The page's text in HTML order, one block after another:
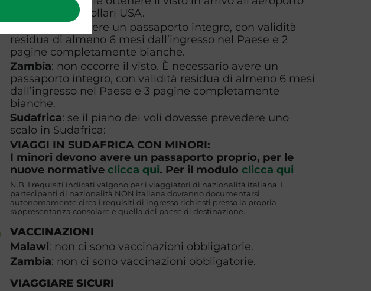
pagandolo in dollari USA.
È necessario avere un passaporto integro, con validità
residua di almeno 6 mesi dall’ingresso nel Paese e 2
pagine completamente bianche.
Zambia: non occorre il visto. È necessario avere un
passaporto integro, con validità residua di almeno 6 mesi
dall’ingresso nel Paese e 3 pagine completamente
bianche.
Sudafrica: se il piano dei voli dovesse prevedere uno
scalo in Sudafrica:
VIAGGI IN SUDAFRICA CON MINORI:
I minori devono avere un passaporto proprio, per le
nuove normative clicca qui. Per il modulo clicca qui
N.B. I requisiti indicati valgono per i viaggiatori di nazionalità italiana. I
partecipanti di nazionalità NON italiana dovranno documentarsi
autonomamente circa i requisiti di ingresso richiesti presso la propria
rappresentanza consolare e quella del paese di destinazione.
VACCINAZIONI
Malawi: non ci sono vaccinazioni obbligatorie.
Zambia: non ci sono vaccinazioni obbligatorie.
VIAGGIARE SICURI